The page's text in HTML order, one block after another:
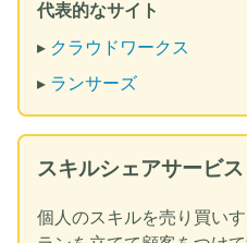
代表的なサイト
▸ クラウドワークス
▸ ランサーズ
スキルシェアサービス
個人のスキルを売り買い